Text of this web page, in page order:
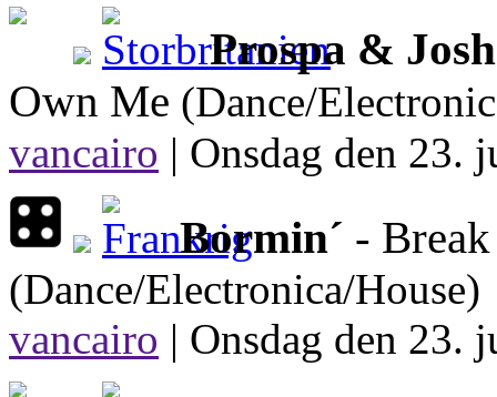
Prospa &
Own Me (Dance/
vancairo | Onsdag den 23.
Bormin´ -
(Dance/Electronica/House)
vancairo | Onsdag den 23.